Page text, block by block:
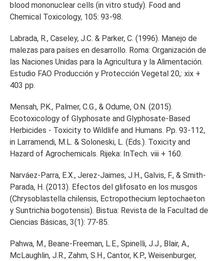
blood mononuclear cells (in vitro study). Food and
Chemical Toxicology, 105: 93-98.
Labrada, R., Caseley, J.C. & Parker, C. (1996). Manejo de
malezas para países en desarrollo. Roma: Organización de
las Naciones Unidas para la Agricultura y la Alimentación.
Estudio FAO Producción y Protección Vegetal 20,: xix +
403 pp.
Mensah, P.K., Palmer, C.G., & Odume, O.N. (2015).
Ecotoxicology of Glyphosate and Glyphosate-Based
Herbicides - Toxicity to Wildlife and Humans. Pp. 93-112,
in Larramendi, M.L. & Soloneski, L. (Eds.). Toxicity and
Hazard of Agrochemicals. Rijeka: InTech. viii + 160.
Narváez-Parra, E.X., Jerez-Jaimes, J.H., Galvis, F., & Smith-
Parada, H. (2013). Efectos del glifosato en los musgos
(Chrysoblastella chilensis, Ectropothecium leptochaeton
y Suntrichia bogotensis). Bistua: Revista de la Facultad de
Ciencias Básicas, 3(1): 77-85.
Pahwa, M., Beane-Freeman, L.E., Spinelli, J.J., Blair, A.,
McLaughlin, J.R., Zahm, S.H., Cantor, K.P., Weisenburger,